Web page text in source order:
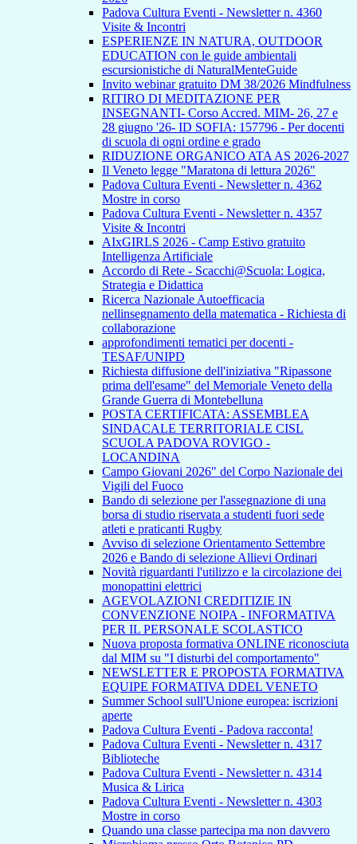
Padova Cultura Eventi - Newsletter n. 4360
Visite & Incontri
ESPERIENZE IN NATURA, OUTDOOR
EDUCATION con le guide ambientali
escursionistiche di NaturalMenteGuide
Invito webinar gratuito DM 38/2026 Mindfulness
RITIRO DI MEDITAZIONE PER
INSEGNANTI- Corso Accred. MIM- 26, 27 e
28 giugno '26- ID SOFIA: 157796 - Per docenti
di scuola di ogni ordine e grado
RIDUZIONE ORGANICO ATA AS 2026-2027
Il Veneto legge "Maratona di lettura 2026"
Padova Cultura Eventi - Newsletter n. 4362
Mostre in corso
Padova Cultura Eventi - Newsletter n. 4357
Visite & Incontri
AIxGIRLS 2026 - Camp Estivo gratuito
Intelligenza Artificiale
Accordo di Rete - Scacchi@Scuola: Logica,
Strategia e Didattica
Ricerca Nazionale Autoefficacia
nellinsegnamento della matematica - Richiesta di
collaborazione
approfondimenti tematici per docenti -
TESAF/UNIPD
Richiesta diffusione dell'iniziativa "Ripassone
prima dell'esame" del Memoriale Veneto della
Grande Guerra di Montebelluna
POSTA CERTIFICATA: ASSEMBLEA
SINDACALE TERRITORIALE CISL
SCUOLA PADOVA ROVIGO -
LOCANDINA
Campo Giovani 2026" del Corpo Nazionale dei
Vigili del Fuoco
Bando di selezione per l'assegnazione di una
borsa di studio riservata a studenti fuori sede
atleti e praticanti Rugby
Avviso di selezione Orientamento Settembre
2026 e Bando di selezione Allievi Ordinari
Novità riguardanti l'utilizzo e la circolazione dei
monopattini elettrici
AGEVOLAZIONI CREDITIZIE IN
CONVENZIONE NOIPA - INFORMATIVA
PER IL PERSONALE SCOLASTICO
Nuova proposta formativa ONLINE riconosciuta
dal MIM su "I disturbi del comportamento"
NEWSLETTER E PROPOSTA FORMATIVA
EQUIPE FORMATIVA DDEL VENETO
Summer School sull'Unione europea: iscrizioni
aperte
Padova Cultura Eventi - Padova racconta!
Padova Cultura Eventi - Newsletter n. 4317
Biblioteche
Padova Cultura Eventi - Newsletter n. 4314
Musica & Lirica
Padova Cultura Eventi - Newsletter n. 4303
Mostre in corso
Quando una classe partecipa ma non davvero